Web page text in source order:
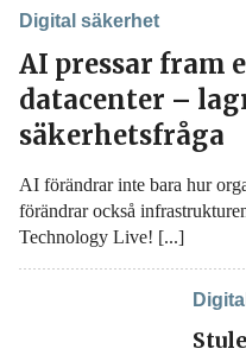
Digital säkerhet
AI pressar fram
datacenter –
säkerhetsfråga
AI förändrar inte bara hur
förändrar också
Technology Live! [...]